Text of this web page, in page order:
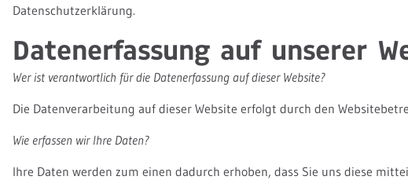
Datenschutzerklärung.
Datenerfassung auf unserer
Wer ist verantwortlich für die Datenerfassung auf dieser Website?
Die Datenverarbeitung auf dieser Website erfolgt durch den
Wie erfassen wir Ihre Daten?
Ihre Daten werden zum einen dadurch erhoben, dass Sie uns diese